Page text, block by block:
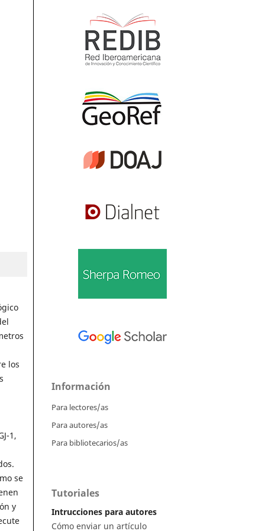
los
1,
se
y
Información
Para lectores/as
Para autores/as
Para bibliotecarios/as
Tutoriales
Intrucciones para autores
Cómo enviar un artículo